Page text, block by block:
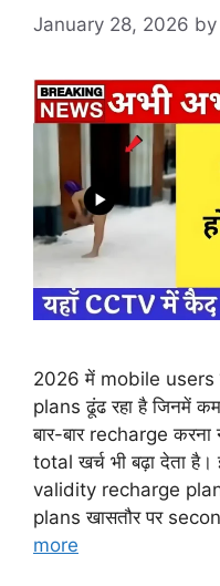
January 28, 2026 by
2026 में mobile users
plans ढूंढ रहा है जिनमें
बार-बार recharge करना
total खर्च भी बढ़ा देता
validity recharge
plans खासतौर पर
more